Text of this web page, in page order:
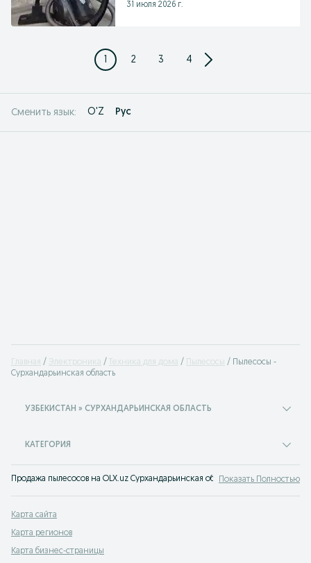
31 июля 2026 г.
1 2 3 4
Сменить язык: O'Z Рус
Главная Электроника Техника для дома Пылесосы
Пылесосы -
Сурхандарьинская область
УЗБЕКИСТАН » СУРХАНДАРЬИНСКАЯ ОБЛАСТЬ
КАТЕГОРИЯ
Продажа пылесосов на OLX.uz Сурхандарьинская область. Пылесосы бу
Показать Полностью
Карта сайта
Карта регионов
Карта бизнес-страницы